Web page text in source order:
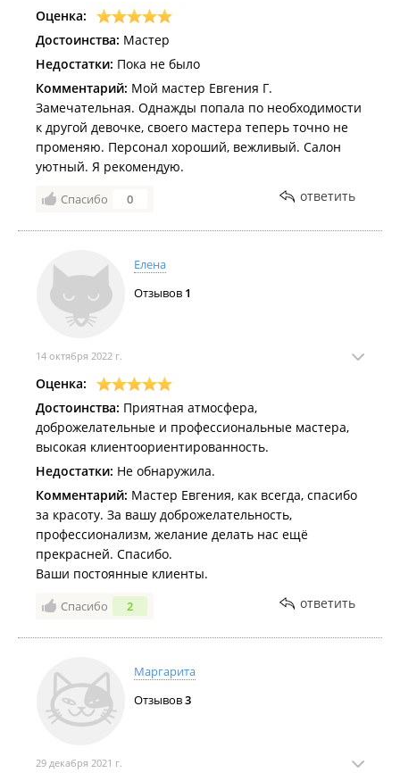
впервые.
Это не нормально! Мастер у меня спрашивает:
давайте смешаем черную и коричневую краску?!
Я понятия не имею какую нужно смешать чтобы
получить русый!
Она попробовала на руке- получился фиолетовый.
Спасибо что не на лице.
Оценка:
Достоинства: Мастер
Недостатки: Пока не было
Комментарий: Мой мастер Евгения Г.
Замечательная. Однажды попала по необходимости
к другой девочке, своего мастера теперь точно не
променяю. Персонал хороший, вежливый. Салон
уютный. Я рекомендую.
Спасибо 0 ответить
Елена
Отзывов 1
14 октября 2022 г.
Оценка:
Достоинства: Приятная атмосфера,
доброжелательные и профессиональные мастера,
высокая клиентоориентированность.
Недостатки: Не обнаружила.
Комментарий: Мастер Евгения, как всегда, спасибо
за красоту. За вашу доброжелательность,
профессионализм, желание делать нас ещё
прекрасней. Спасибо.
Ваши постоянные клиенты.
Спасибо 2 ответить
Маргарита
Отзывов3
29 декабря 2021 г.